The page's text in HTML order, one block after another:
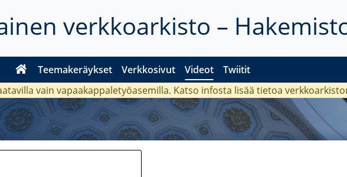
verkkoarkisto –
Teemakeräykset Verkkosivut Videot Twiitit
vain vapaakappaletyöasemilla. Katso infosta lisää tietoa